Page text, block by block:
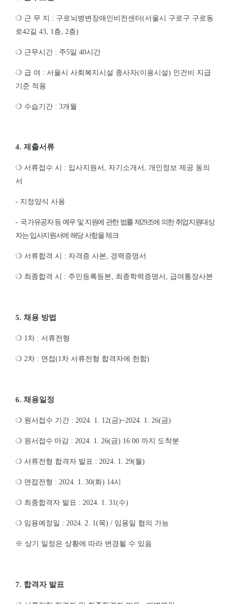
❍ 근 무 지 : 구로뇌병변장애인비전센터(서울시 구로구 구로동
로42길 43, 1 층 , 2층)
❍ 근무시간 : 주5일 40시간
❍ 급 여 : 서울시 사회복지시설 종사자(이용시설) 인건비 지급
기준 적용
❍ 수습기간 : 3개월
4. 제출서류
❍ 서류접수 시 : 입사지원서 자기소개서
개인정보 제공 동의
서
- 지정양식 사용
- 국가유공자 등 예우 및 지원에 관한 법률 제29조에 의한 취업지원대상
자는 입사지원서에 해당 사항을 체크
❍ 서류합격 시 : 자격증 사본 경력증명서
❍ 최종합격 시 : 주민등록등본 최종학력증명서 급여통장사본
5. 채용 방법
❍ 1 차 : 서류전형
❍ 2차 : 면접(1 차 서류전형 합격자에 한함)
6. 채용일정
❍ 원서접수 기간 : 2024. 1. 12(금)~2024. 1. 26(금)
❍ 원서접수 마감 : 2024. 1. 26(금) 16:00 까지 도착분
❍ 서류전형 합격자 발표 : 2024. 1. 29(월)
❍ 면접전형 : 2024. 1. 30(화) 14시
❍ 최종합격자 발표 : 2024. 1. 31(수)
❍ 임용예정일 : 2024. 2. 1(목) / 임용일 협의 가능
※ 상기 일정은 상황에 따라 변경될 수 있음
7. 합격자 발표